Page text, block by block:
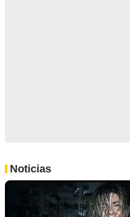
Noticias